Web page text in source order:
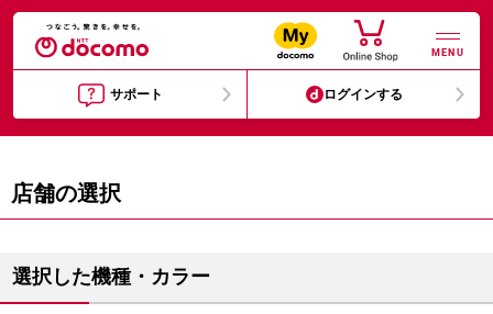
MENU
サポート ログインする
店舗の選択
選択した機種・カラー